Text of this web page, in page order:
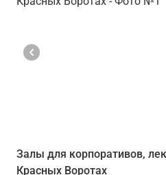
Залы для корпоративов,
Красных Воротах